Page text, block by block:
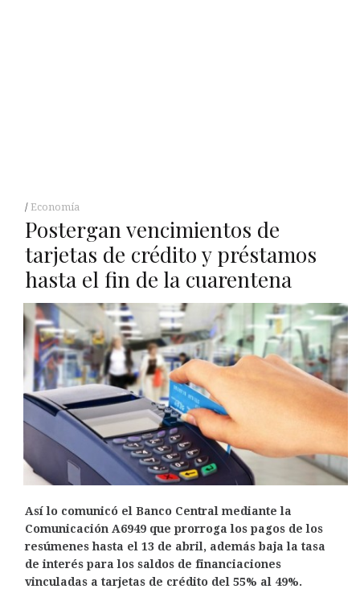
Economía
Postergan vencimientos de
tarjetas de crédito y préstamos
hasta el fin de la cuarentena
Así lo comunicó el Banco Central mediante la
Comunicación A6949 que prorroga los pagos de los
resúmenes hasta el 13 de abril, además baja la tasa
de interés para los saldos de financiaciones
vinculadas a tarjetas de crédito del 55% al 49%.